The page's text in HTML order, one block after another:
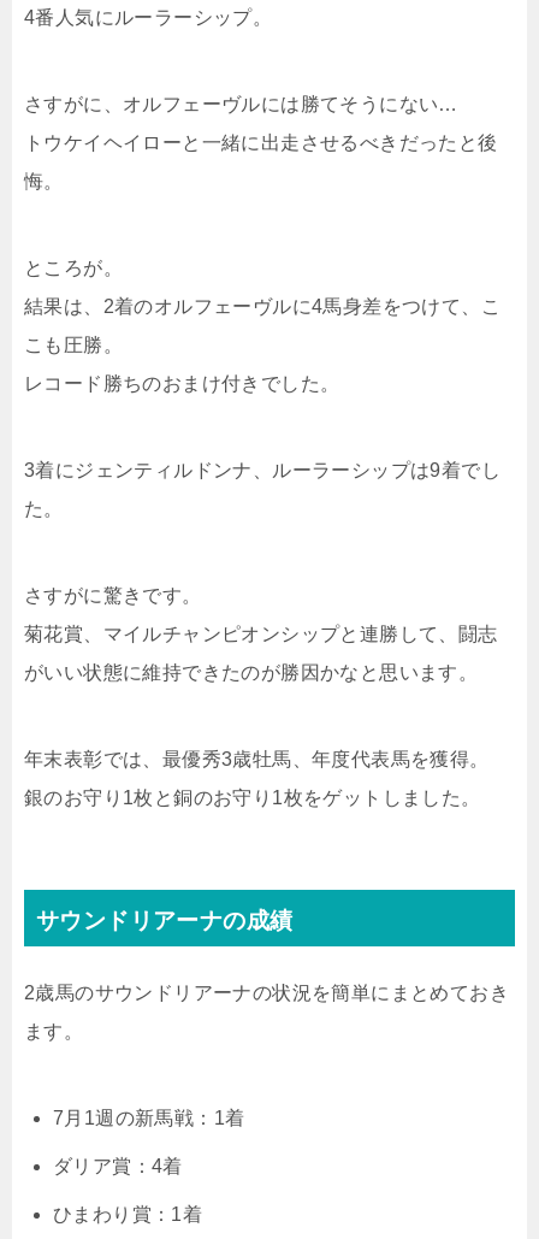
4番人気にルーラーシップ。
さすがに、オルフェーヴルには勝てそうにない…
トウケイヘイローと一緒に出走させるべきだったと後
悔。
ところが。
結果は、2着のオルフェーヴルに4馬身差をつけて、こ
こも圧勝。
レコード勝ちのおまけ付きでした。
3着にジェンティルドンナ、ルーラーシップは9着でし
た。
さすがに驚きです。
菊花賞、マイルチャンピオンシップと連勝して、闘志
がいい状態に維持できたのが勝因かなと思います。
年末表彰では、最優秀3歳牡馬、年度代表馬を獲得。
銀のお守り1枚と銅のお守り1枚をゲットしました。
サウンドリアーナの成績
2歳馬のサウンドリアーナの状況を簡単にまとめておき
ます。
7月1週の新馬戦：1着
ダリア賞：4着
ひまわり賞：1着